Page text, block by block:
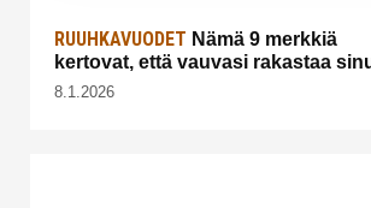
RUUHKAVUODET Nämä 9 merkkiä
kertovat, että vauvasi rakastaa
8.1.2026